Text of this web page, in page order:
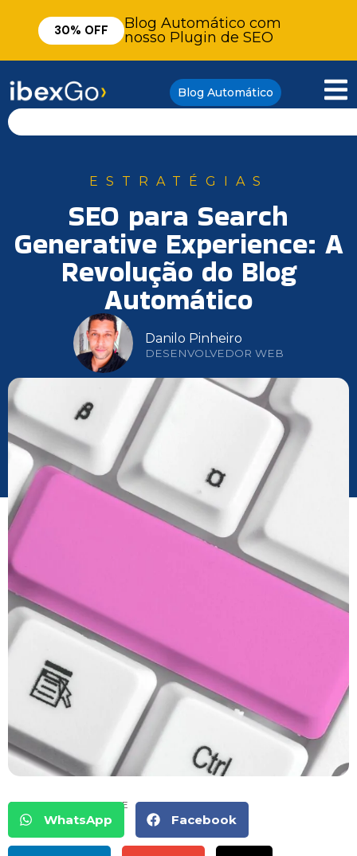
30% OFF
Blog Automático com
nosso Plugin de SEO
Blog Automático
ESTRATÉGIAS
SEO para Search
Generative Experience: A
Revolução do Blog
Automático
Danilo Pinheiro
DESENVOLVEDOR WEB
COMPARTILHE
WhatsApp Facebook